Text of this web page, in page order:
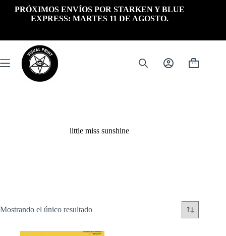
PRÓXIMOS ENVÍOS POR STARKEN Y BLUE
EXPRESS: MARTES 11 DE AGOSTO.
Carrito
little miss sunshine
Mostrando el único resultado